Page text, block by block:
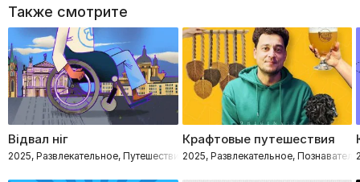
Также смотрите
Відвал ніг
2025, Развлекательное, Путешествия, Познавательные
Крафтовые путешествия
2025, Развлекательное,